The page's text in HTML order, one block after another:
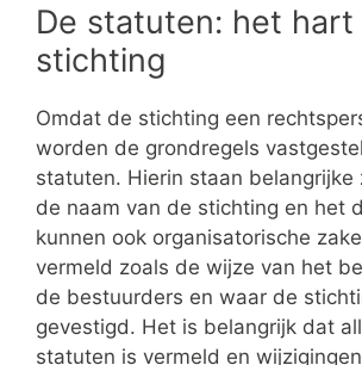
De statuten: het hart
stichting
Omdat de stichting een
worden de grondregels
statuten. Hierin staan belangrijke
de naam van de stichting en het
kunnen ook organisatorische
vermeld zoals de wijze van het
de bestuurders en waar de
gevestigd. Het is belangrijk dat
statuten is vermeld en